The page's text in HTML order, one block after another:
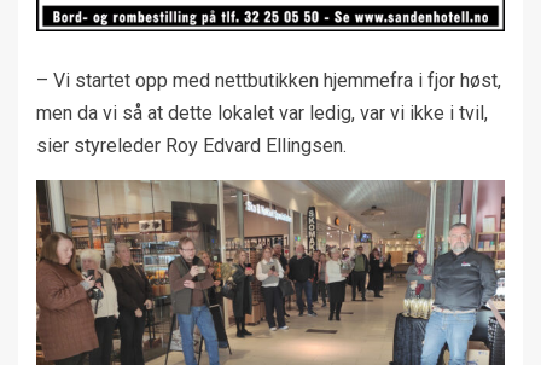
– Vi startet opp med nettbutikken hjemmefra i fjor høst,
men da vi så at dette lokalet var ledig, var vi ikke i tvil,
sier styreleder Roy Edvard Ellingsen.